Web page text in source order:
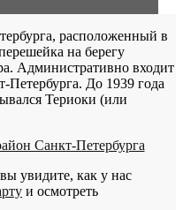
расположенный в
на берегу
Административно входит
Петербурга. До 1939 года
Териоки (или
увидите, как у нас
и осмотреть